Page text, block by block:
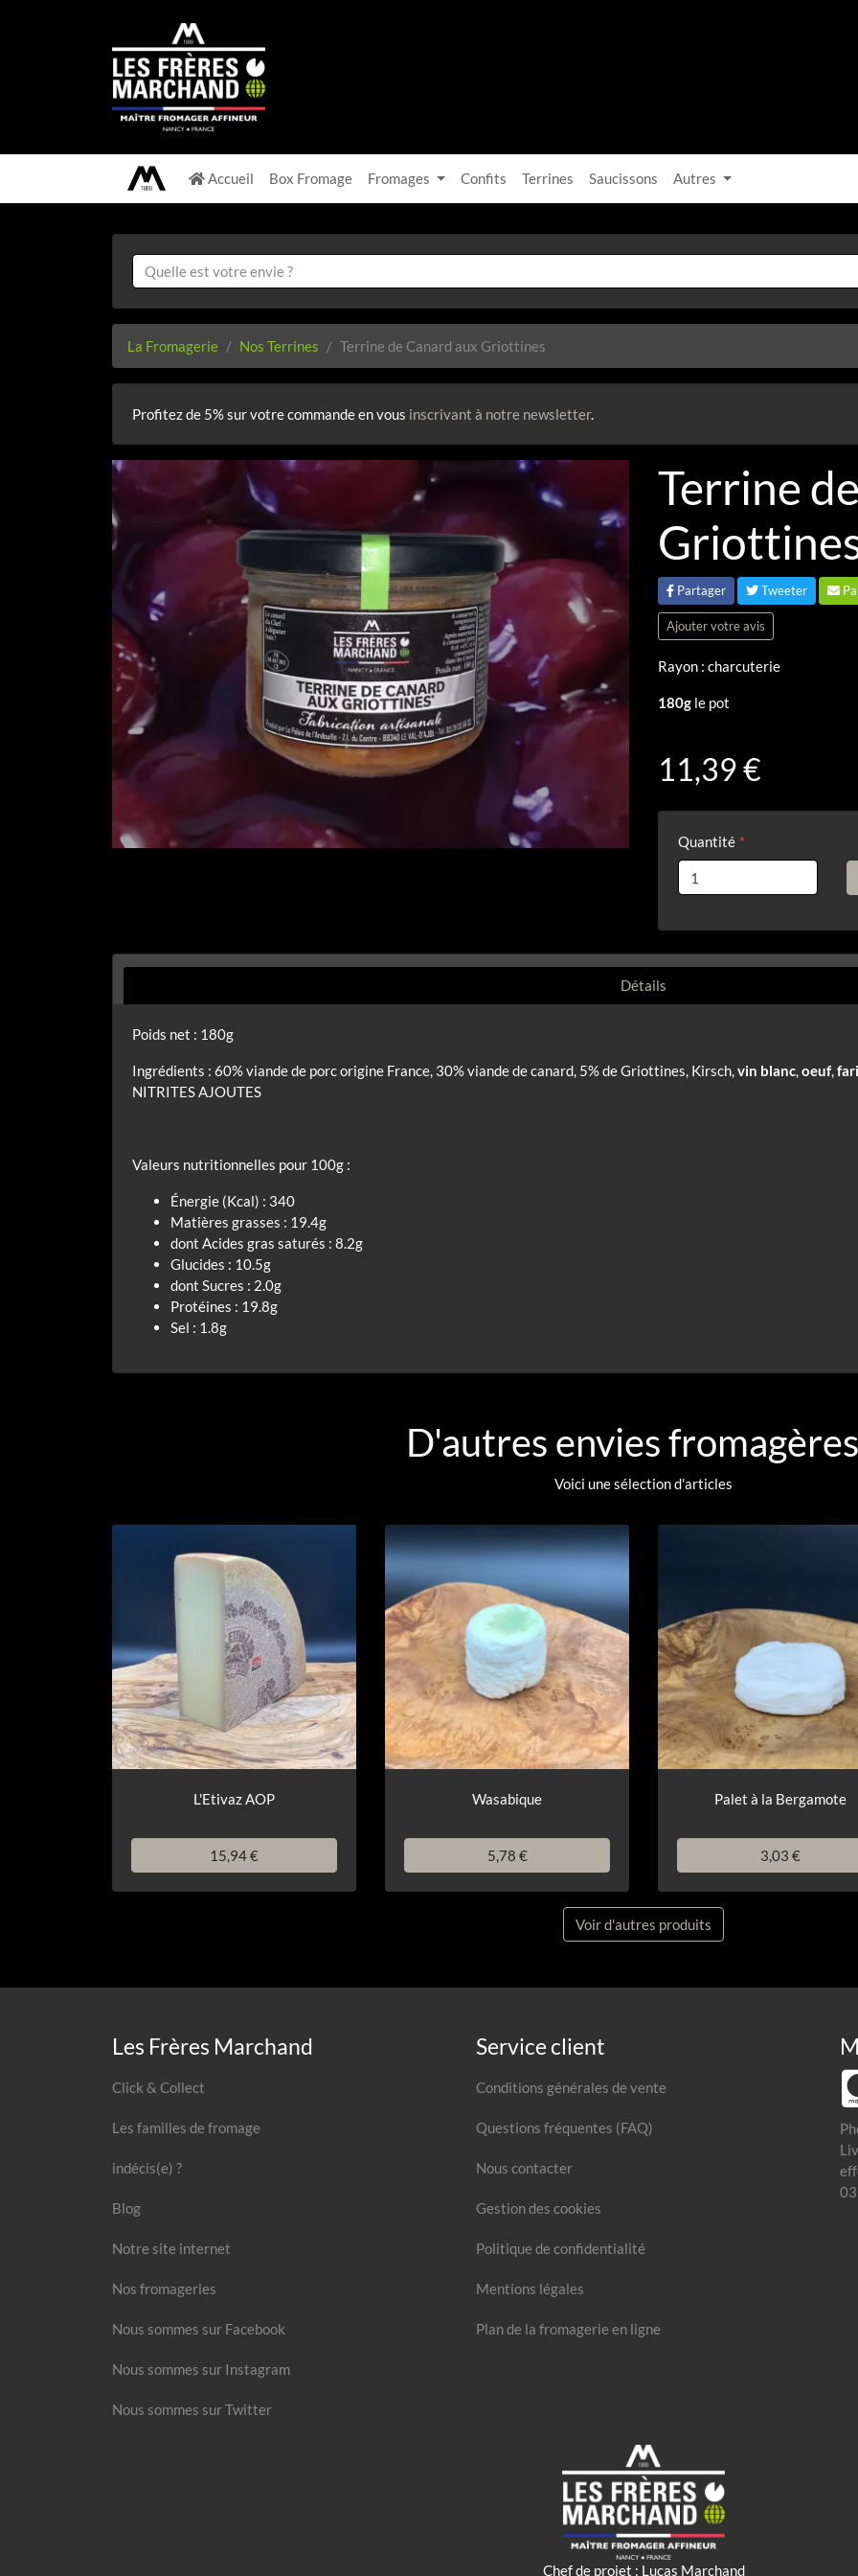
Accueil Box Fromage Fromages Confits Terrines Saucissons Autres
La Fromagerie Nos Terrines Terrine de Canard aux Griottines
Profitez de 5% sur votre commande en vous inscrivant à notre newsletter.
Terrine
Partager Tweeter
Ajouter votre avis
Rayon : charcuterie
180g le pot
11,39 €
Quantité
Détails
Poids net : 180g
Ingrédients : 60% viande de porc origine France, 30% viande de canard, 5% de Griottines, Kirsch,vin blanc,oeuf,
NITRITES AJOUTES
Valeurs nutritionnelles pour 100g :
Énergie (Kcal) : 340
Matières grasses : 19.4g
dont Acides gras saturés : 8.2g
Glucides : 10.5g
dont Sucres : 2.0g
Protéines : 19.8g
Sel : 1.8g
D'autres envies
Voici une sélection d'articles
L'Etivaz AOP
15,94 €
Wasabique
5,78 €
Palet à la Bergamote
3,03 €
Voir d'autres produits
Les Frères Marchand
Click & Collect
Les familles de fromage
indécis(e) ?
Blog
Notre site internet
Nos fromageries
Nous sommes sur Facebook
Nous sommes sur Instagram
Nous sommes sur Twitter
Service client
Conditions générales de vente
Questions fréquentes (FAQ)
Nous contacter
Gestion des cookies
Politique de confidentialité
Mentions légales
Plan de la fromagerie en ligne
Chef de projet : Lucas Marchand